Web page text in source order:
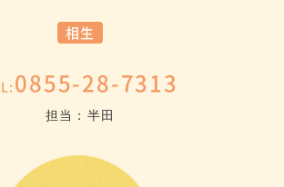
相生
0855-28-7313
担当：半田